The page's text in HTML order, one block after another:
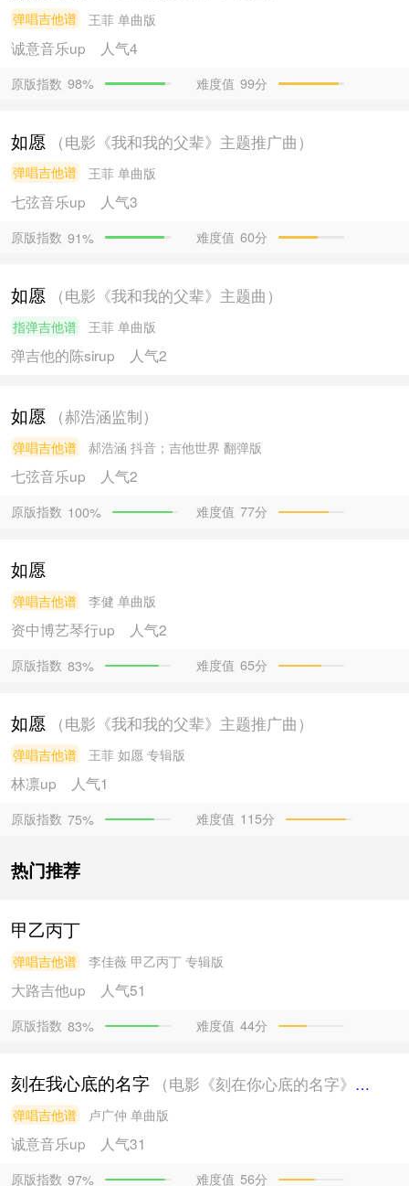
弹唱吉他谱 王菲 单曲版
诚意音乐up 人气4
原版指数 98% 难度值 99分
如愿 （电影《我和我的父辈》主题推广曲）
弹唱吉他谱 王菲 单曲版
七弦音乐up 人气3
原版指数 91% 难度值 60分
如愿 （电影《我和我的父辈》主题曲）
指弹吉他谱 王菲 单曲版
弹吉他的陈sirup 人气2
如愿 （郝浩涵监制）
弹唱吉他谱 郝浩涵 抖音；吉他世界 翻弹版
七弦音乐up 人气2
原版指数 100% 难度值 77分
如愿
弹唱吉他谱 李健 单曲版
资中博艺琴行up 人气2
原版指数 83% 难度值 65分
如愿 （电影《我和我的父辈》主题推广曲）
弹唱吉他谱 王菲 如愿 专辑版
林凛up 人气1
原版指数 75% 难度值 115分
热门推荐
甲乙丙丁
弹唱吉他谱 李佳薇 甲乙丙丁 专辑版
大路吉他up 人气51
原版指数 83% 难度值 44分
刻在我心底的名字 （电影《刻在你心底的名字》主题曲）
弹唱吉他谱 卢广仲 单曲版
诚意音乐up 人气31
原版指数 97% 难度值 56分